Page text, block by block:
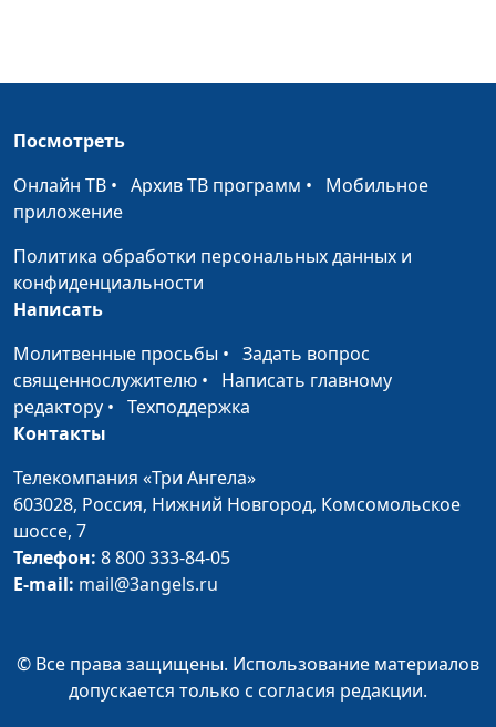
стабилизаторы
Квас и квасной
продукт
Йогурт и
йогуртный
продукт
Жевательная
Ирина Кириченко
Ещё раз о
пластиковой
посуде
Ирина Кириченко
Детская еда,
провоцирующая
аллергию
Ирина Кириченко #47
Фитотерапия при
простуде
Наталья Назарова, врач-
терапевт санатория «Наш
#45
Посмотреть
Онлайн ТВ • Архив ТВ программ • Мобильное
приложение
Политика обработки персональных данных и
конфиденциальности
Написать
Молитвенные просьбы • Задать вопрос
священнослужителю • Написать главному
редактору • Техподдержка
Контакты
Телекомпания «Три Ангела»
603028, Россия, Нижний Новгород, Комсомольское
шоссе, 7
Телефон: 8 800 333-84-05
E-mail: mail@3angels.ru
© Все права защищены. Использование материалов
допускается только с согласия редакции.